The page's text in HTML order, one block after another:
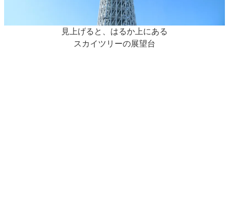
見上げると、はるか上にある
スカイツリーの展望台